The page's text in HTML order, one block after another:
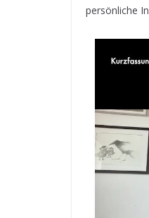
persönliche